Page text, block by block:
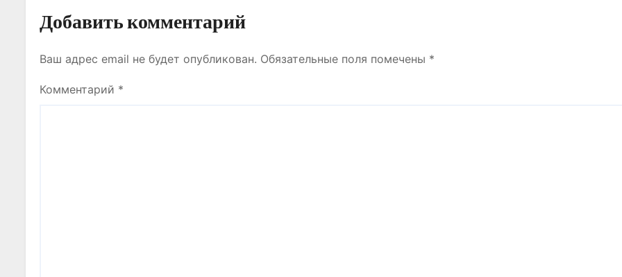
с
я
м
Добавить комментарий
Ваш адрес email не будет опубликован. Обязательные поля помечены *
Комментарий *